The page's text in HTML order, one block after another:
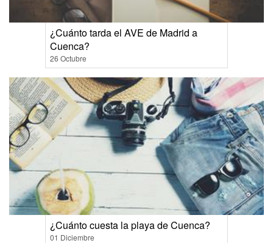
¿Cuánto tarda el AVE de Madrid a
Cuenca?
26 Octubre
¿Cuánto cuesta la playa de Cuenca?
01 Diciembre